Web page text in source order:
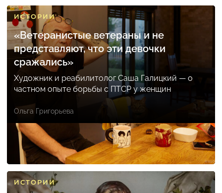
ИСТОРИИ
«Ветеранистые ветераны и не
представляют, что эти девочки
сражались»
Художник и реабилитолог Саша Галицкий — о
частном опыте борьбы с ПТСР у женщин
Ольга Григорьева
ИСТОРИИ